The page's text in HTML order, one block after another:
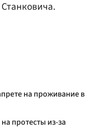
на проживание в
протесты из-за